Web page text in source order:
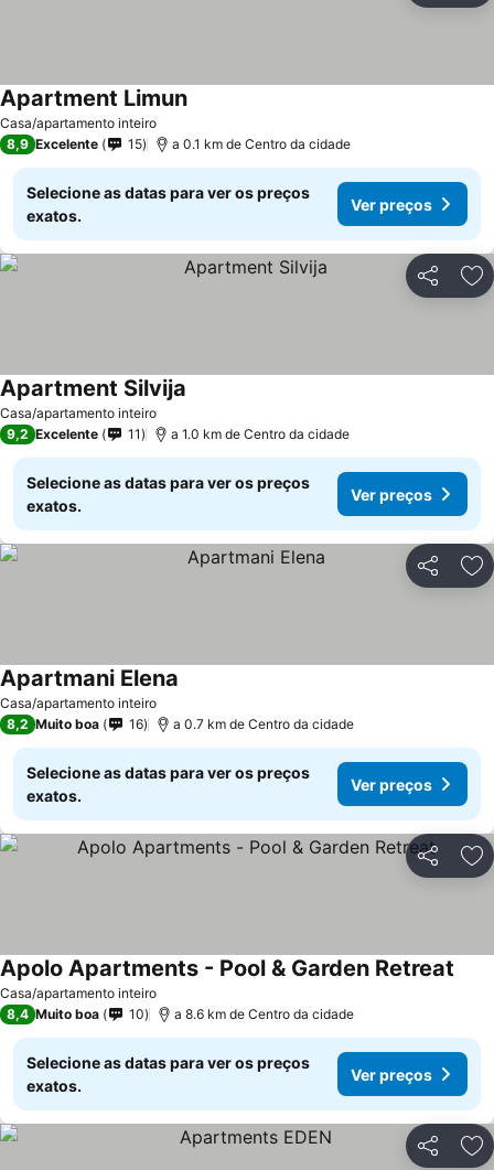
Casa/apartamento inteiro
Apartment Limun
8,9 Excelente 15 a 0.1 km de Centro da cidade
Selecione as datas para ver os preços
exatos.
Ver preços
Partilhar
Casa/apartamento inteiro
Apartment Silvija
9,2 Excelente 11 a 1.0 km de Centro da cidade
Selecione as datas para ver os preços
exatos.
Ver preços
Partilhar
Casa/apartamento inteiro
Apartmani Elena
8,2 Muito boa 16 a 0.7 km de Centro da cidade
Selecione as datas para ver os preços
exatos.
Ver preços
Partilhar
Casa/apartamento inteiro
Apolo Apartments - Pool & Garden Retreat
8,4 Muito boa 10 a 8.6 km de Centro da cidade
Selecione as datas para ver os preços
exatos.
Ver preços
Partilhar